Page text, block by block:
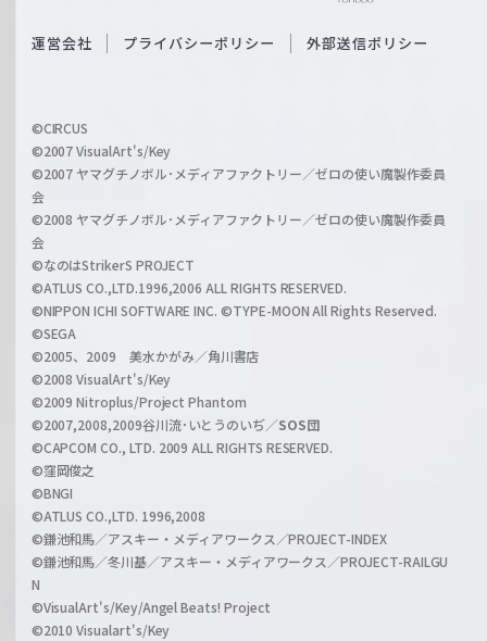
c
a
r
z
O
i
l
h
a
n
l
運営会社 プライバシーポリシー 外部送信ポリシー
©CIRCUS
©2007 VisualArt's/Key
©2007 ヤマグチノボル･メディアファクトリー／ゼロの使い魔製作委員
会
©2008 ヤマグチノボル･メディアファクトリー／ゼロの使い魔製作委員
会
©なのはStrikerS PROJECT
©ATLUS CO.,LTD.1996,2006 ALL RIGHTS RESERVED.
©NIPPON ICHI SOFTWARE INC. ©TYPE-MOON All Rights Reserved.
©SEGA
©2005、2009 美水かがみ／角川書店
©2008 VisualArt's/Key
©2009 Nitroplus/Project Phantom
©2007,2008,2009谷川流･いとうのいぢ／SOS団
©CAPCOM CO., LTD. 2009 ALL RIGHTS RESERVED.
©窪岡俊之
©BNGI
©ATLUS CO.,LTD. 1996,2008
©鎌池和馬／アスキー・メディアワークス／PROJECT-INDEX
©鎌池和馬／冬川基／アスキー・メディアワークス／PROJECT-RAILGU
N
©VisualArt's/Key/Angel Beats! Project
©2010 Visualart's/Key